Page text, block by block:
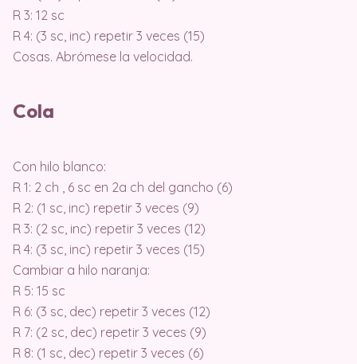
R 3: 12 sc
R 4: (3 sc, inc) repetir 3 veces (15)
Cosas. Abrómese la velocidad.
Cola
Con hilo blanco:
R 1: 2 ch , 6 sc en 2a ch del gancho (6)
R 2: (1 sc, inc) repetir 3 veces (9)
R 3: (2 sc, inc) repetir 3 veces (12)
R 4: (3 sc, inc) repetir 3 veces (15)
Cambiar a hilo naranja:
R 5: 15 sc
R 6: (3 sc, dec) repetir 3 veces (12)
R 7: (2 sc, dec) repetir 3 veces (9)
R 8: (1 sc, dec) repetir 3 veces (6)